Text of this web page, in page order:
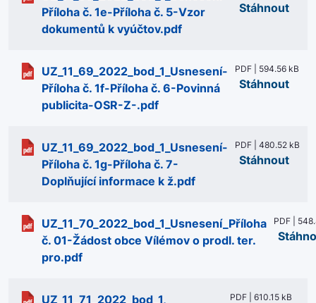
Příloha č. 1e-Příloha č. 5-Vzor
dokumentů k vyúčtov.pdf
Stáhnout
UZ_11_69_2022_bod_1_Usnesení-
Příloha č. 1f-Příloha č. 6-Povinná
publicita-OSR-Z-.pdf
PDF | 594.56 kB
Stáhnout
UZ_11_69_2022_bod_1_Usnesení-
Příloha č. 1g-Příloha č. 7-
Doplňující informace k ž.pdf
PDF | 480.52 kB
Stáhnout
UZ_11_70_2022_bod_1_Usnesení_Příloha
č. 01-Žádost obce Vílémov o prodl. ter.
pro.pdf
PDF |
UZ_11_71_2022_bod_1,
PDF | 610.15 kB